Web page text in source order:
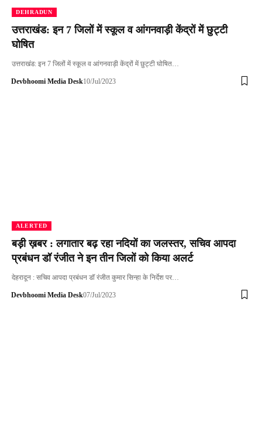
DEHRADUN
उत्तराखंड: इन 7 जिलों में स्कूल व आंगनवाड़ी केंद्रों में छुट्टी
घोषित
उत्तराखंड: इन 7 जिलों में स्कूल व आंगनवाड़ी केंद्रों में छुट्टी घोषित…
Devbhoomi Media Desk10/Jul/2023
ALERTED
बड़ी ख़बर : लगातार बढ़ रहा नदियों का जलस्तर, सचिव आपदा
प्रबंधन डॉ रंजीत ने इन तीन जिलों को किया अलर्ट
देहरादून : सचिव आपदा प्रबंधन डॉ रंजीत कुमार सिन्हा के निर्देश पर…
Devbhoomi Media Desk07/Jul/2023